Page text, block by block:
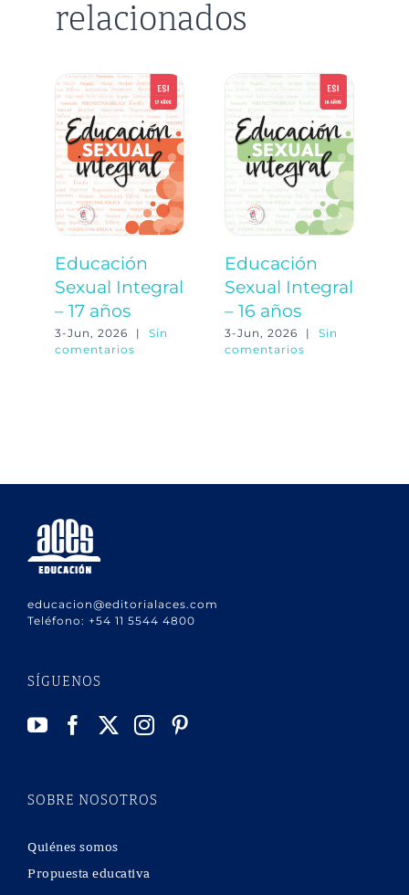
relacionados
Educación
Sexual Integral
– 17 años
3-Jun, 2026 |
Sin
comentarios
Educación
Sexual Integral
– 16 años
3-Jun, 2026 |
Sin
comentarios
educacion@editorialaces.com
Teléfono: +54 11 5544 4800
SÍGUENOS
SOBRE NOSOTROS
Quiénes somos
Propuesta educativa